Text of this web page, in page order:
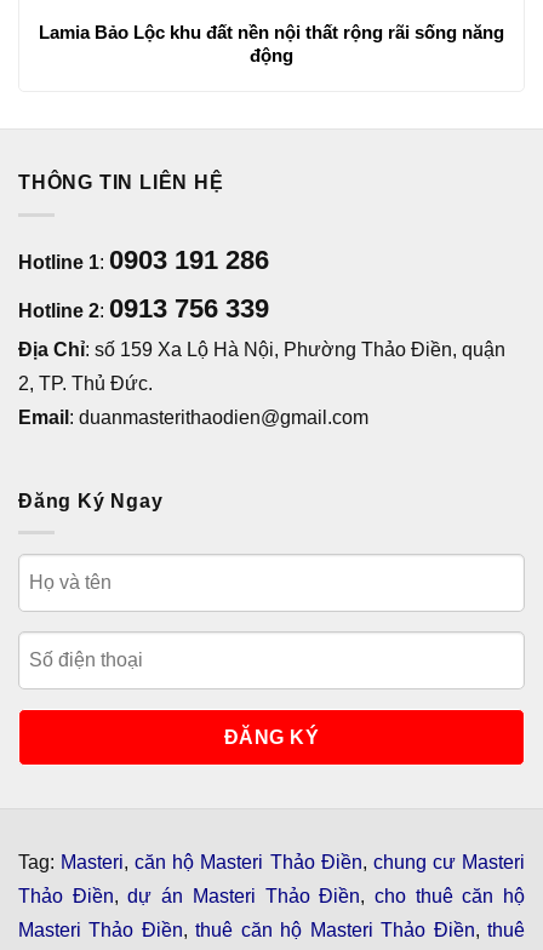
Lamia Bảo Lộc khu đất nền nội thất rộng rãi sống năng
động
THÔNG TIN LIÊN HỆ
Hotline 1: 0903 191 286
Hotline 2: 0913 756 339
Địa Chỉ: số 159 Xa Lộ Hà Nội, Phường Thảo Điền, quận
2, TP. Thủ Đức.
Email : duanmasterithaodien@gmail.com
Đăng Ký Ngay
Tag: Masteri,căn hộ Masteri Thảo Điền, chung cư Masteri
Thảo Điền,dự án Masteri Thảo Điền, cho thuê căn hộ
Masteri Thảo Điền,thuê căn hộ Masteri Thảo Điền,thuê